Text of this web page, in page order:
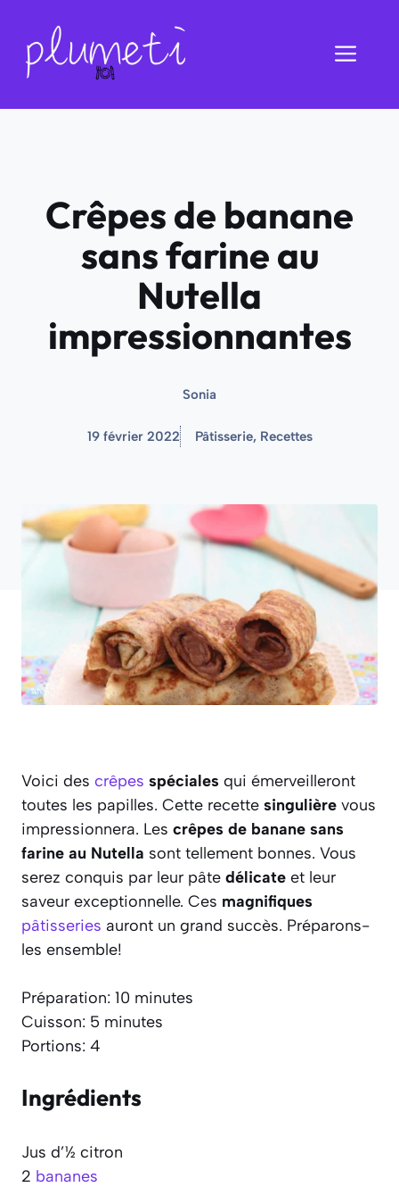
contenu
Crêpes de banane
sans farine au
Nutella
impressionnantes
Sonia
19 février 2022 Pâtisserie, Recettes
Voici des crêpes spéciales qui émerveilleront
toutes les papilles. Cette recette singulière vous
impressionnera. Les crêpes de banane sans
farine au Nutella sont tellement bonnes. Vous
serez conquis par leur pâte délicate et leur
saveur exceptionnelle. Ces magnifiques
pâtisseries auront un grand succès. Préparons-
les ensemble!
Préparation: 10 minutes
Cuisson: 5 minutes
Portions: 4
Ingrédients
Jus d’½ citron
2 bananes